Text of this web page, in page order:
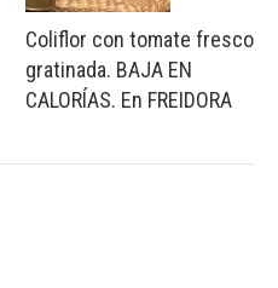
Coliflor con tomate fresco
gratinada. BAJA EN
CALORÍAS. En FREIDORA